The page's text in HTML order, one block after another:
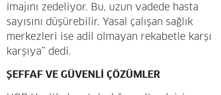
imajını zedeliyor. Bu, uzun vadede hasta
sayısını düşürebilir. Yasal çalışan sağlık
merkezleri ise adil olmayan rekabetle karşı
karşıya” dedi.
ŞEFFAF VE GÜVENLİ ÇÖZÜMLER